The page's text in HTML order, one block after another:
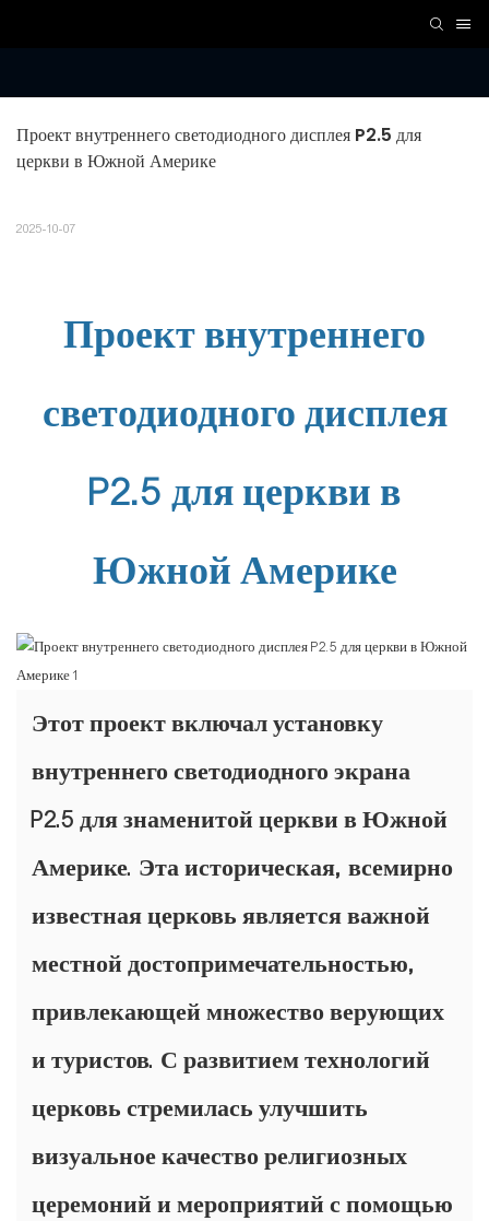
Проект внутреннего светодиодного дисплея P2.5 для
церкви в Южной Америке
2025-10-07
Проект внутреннего
светодиодного дисплея
P2.5 для церкви в
Южной Америке
Этот проект включал установку
внутреннего светодиодного экрана
P2.5 для знаменитой церкви в Южной
Америке. Эта историческая, всемирно
известная церковь является важной
местной достопримечательностью,
привлекающей множество верующих
и туристов. С развитием технологий
церковь стремилась улучшить
визуальное качество религиозных
церемоний и мероприятий с помощью